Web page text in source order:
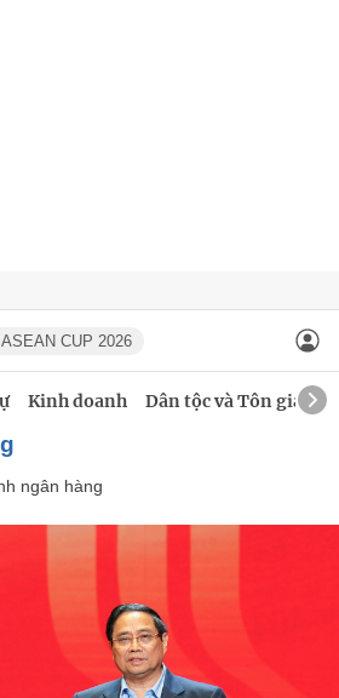
CUP 2026
Kinh doanh Dân tộc và Tôn giáo
ngân hàng